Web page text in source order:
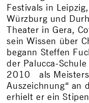
Festivals in
Würzburg und
Theater in Gera,
sein Wissen über
begann Steffen
der Palucca-
2010 als
Auszeichnung“ an
erhielt er ein